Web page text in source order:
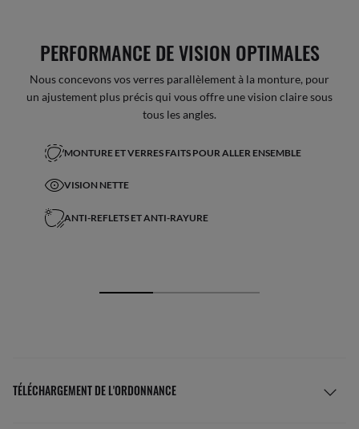
PERFORMANCE DE VISION OPTIMALES
Nous concevons vos verres parallèlement à la monture, pour
un ajustement plus précis qui vous offre une vision claire sous
tous les angles.
MONTURE ET VERRES FAITS POUR ALLER ENSEMBLE
VISION NETTE
ANTI-REFLETS ET ANTI-RAYURE
TÉLÉCHARGEMENT DE L'ORDONNANCE